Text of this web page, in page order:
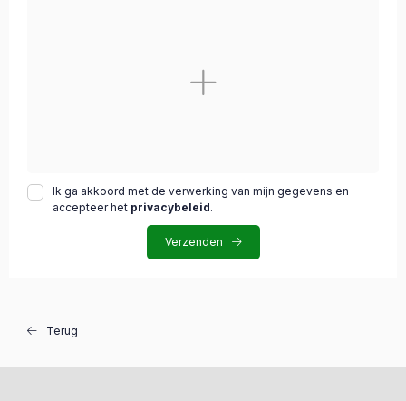
Ik ga akkoord met de verwerking van mijn gegevens en
accepteer het privacybeleid.
Verzenden
Terug